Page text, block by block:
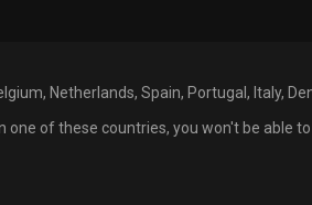
Netherlands, Spain, Portugal, Italy,
of these countries, you won't be able